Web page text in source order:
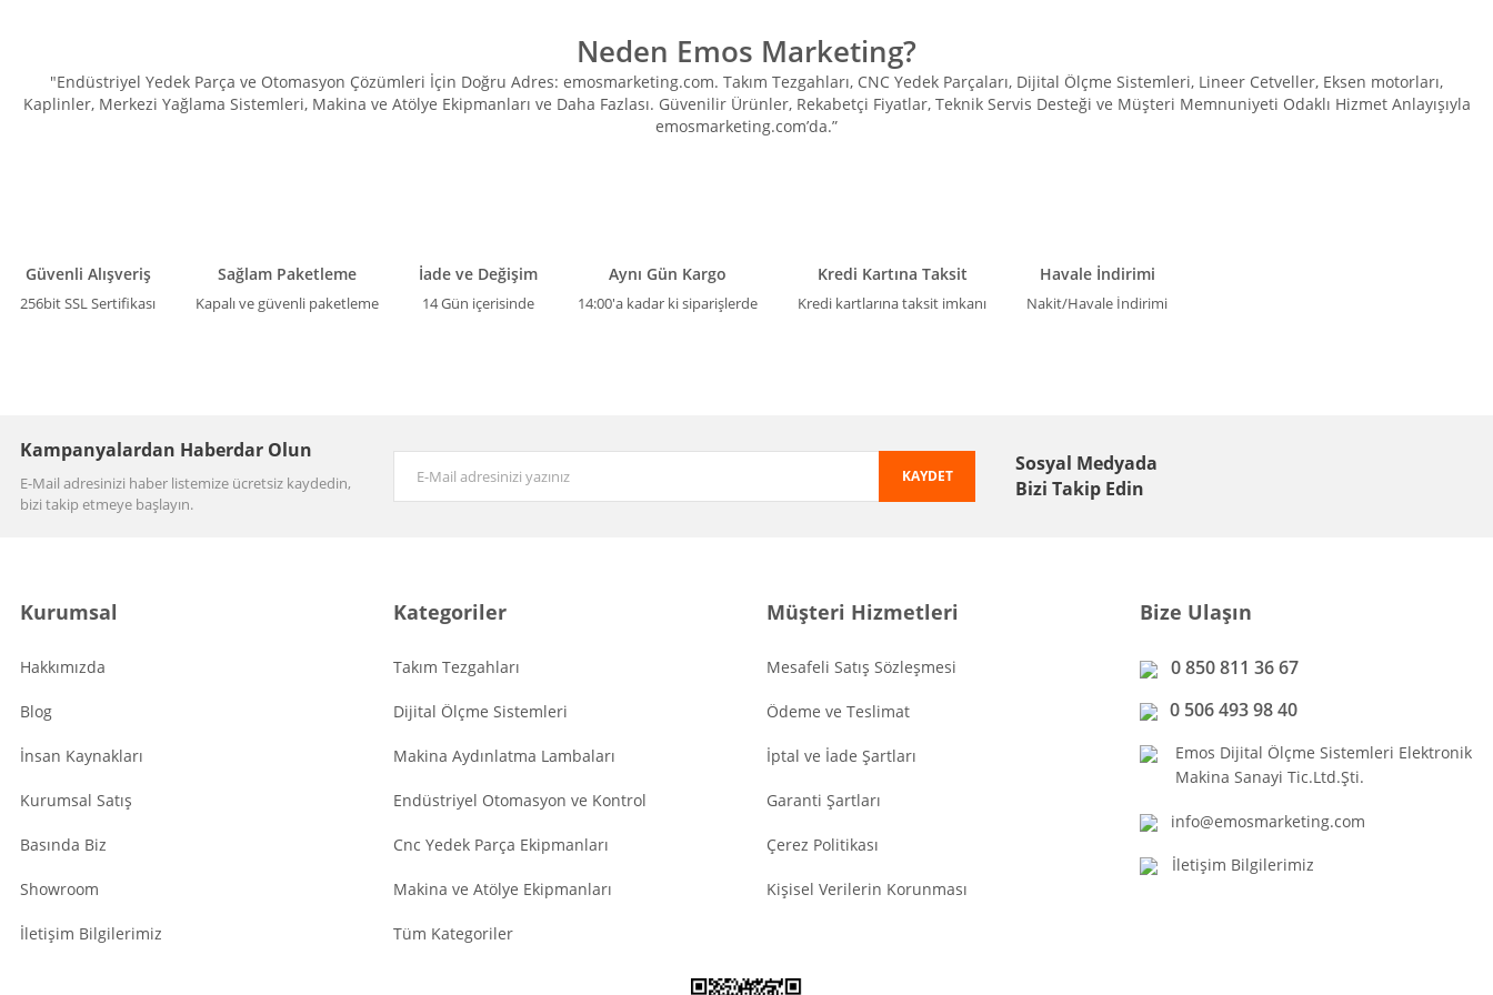
Neden Emos Marketing?
"Endüstriyel Yedek Parça ve Otomasyon Çözümleri İçin Doğru Adres: emosmarketing.com. Takım Tezgahları, CNC Yedek Parçaları, Dijital Ölçme Sistemleri, Lineer Cetveller, Eksen motorları,
Kaplinler, Merkezi Yağlama Sistemleri, Makina ve Atölye Ekipmanları ve Daha Fazlası. Güvenilir Ürünler, Rekabetçi Fiyatlar, Teknik Servis Desteği ve Müşteri Memnuniyeti Odaklı Hizmet Anlayışıyla
emosmarketing.com’da.”
Güvenli Alışveriş
256bit SSL Sertifikası
Sağlam Paketleme
Kapalı ve güvenli paketleme
İade ve Değişim
14 Gün içerisinde
Aynı Gün Kargo
14:00'a kadar ki siparişlerde
Kredi Kartına Taksit
Kredi kartlarına taksit imkanı
Havale İndirimi
Nakit/Havale İndirimi
Kampanyalardan Haberdar Olun
E-Mail adresinizi haber listemize ücretsiz kaydedin,
bizi takip etmeye başlayın.
KAYDET
Sosyal Medyada
Bizi Takip Edin
Kurumsal
Hakkımızda
Blog
İnsan Kaynakları
Kurumsal Satış
Basında Biz
Showroom
İletişim Bilgilerimiz
Kategoriler
Takım Tezgahları
Dijital Ölçme Sistemleri
Makina Aydınlatma Lambaları
Endüstriyel Otomasyon ve Kontrol
Cnc Yedek Parça Ekipmanları
Makina ve Atölye Ekipmanları
Tüm Kategoriler
Müşteri Hizmetleri
Mesafeli Satış Sözleşmesi
Ödeme ve Teslimat
İptal ve İade Şartları
Garanti Şartları
Çerez Politikası
Kişisel Verilerin Korunması
Bize Ulaşın
0 850 811 36 67
0 506 493 98 40
Emos Dijital Ölçme Sistemleri Elektronik
Makina Sanayi Tic.Ltd.Şti.
info@emosmarketing.com
İletişim Bilgilerimiz